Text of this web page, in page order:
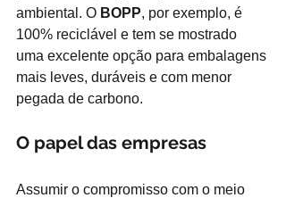
ambiental. O BOPP, por exemplo, é
100% reciclável e tem se mostrado
uma excelente opção para embalagens
mais leves, duráveis e com menor
pegada de carbono.
O papel das empresas
Assumir o compromisso com o meio